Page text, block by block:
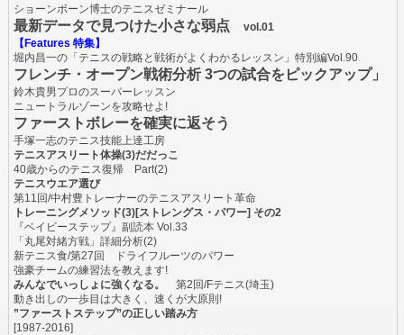
ショーンボーン博士のテニスゼミナール
最新データで見つけた小さな弱点
vol.01
【Features 特集】
堀内昌一の「テニスの戦略と戦術がよくわかるレッスン」特別編Vol.90
フレンチ・オープン戦術分析 3つの試合をピックアップ」
鈴木貴男プロのスーパーレッスン
ニュートラルゾーンを攻略せよ!
ファーストボレーを確実に返そう
手塚一志のテニス技能上達工房
テニスアスリート体操(3)だだっこ
40歳からのテニス復帰 Part(2)
テニスウエア選び
第11回/中村豊トレーナーのテニスアスリート革命
トレーニングメソッド(3)[ストレングス・パワー] その2
『ベイビーステップ』副読本 Vol.33
「丸尾対緒方戦」詳細分析(2)
新テニス食/第27回 ドライフルーツのパワー
強豪チームの練習法を教えます!
みんなでいっしょに強くなる。
第2回/Fテニス(埼玉)
動き出しの一歩目は大きく、速くが大原則!
”ファーストステップ”の正しい踏み方
[1987-2016]